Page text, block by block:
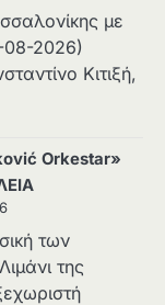
με
2026)
Κιτιξή,
Orkestar»
των
της